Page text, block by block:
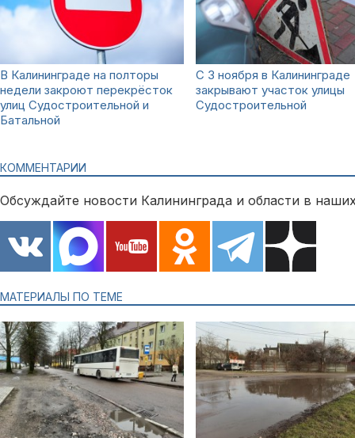
В Калининграде на полторы
недели закроют перекрёсток
улиц Судостроительной и
Батальной
С 3 ноября в Калининграде
закрывают участок улицы
Судостроительной
КОММЕНТАРИИ
Обсуждайте новости Калининграда и области в
МАТЕРИАЛЫ ПО ТЕМЕ